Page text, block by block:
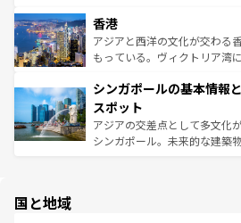
とつ。フォーやバインミー、
ひ現地で味わいたい。どの地
が旅行者を迎えてくれるので
参照してほしい。
の活気が交差している。北部
帯で自然と触れ合い、南部で
いビーチでリゾート気分を楽
激する。気候は一年中温暖で
が待っている。親しみやすい
た文化、そして多様な観光資
ける。 なお、新着のタイ情報
香港
アジアと西洋の文化が交わる
もっている。ヴィクトリア湾
み、どこを訪れても感動する
ており、効率よく見どころを
うな絶景から文化的な体験ま
そう。 なお、新着の香港情報
シンガポールの基本情報
スポット
アジアの交差点として多文化
シンガポール。未来的な建築
国と地域